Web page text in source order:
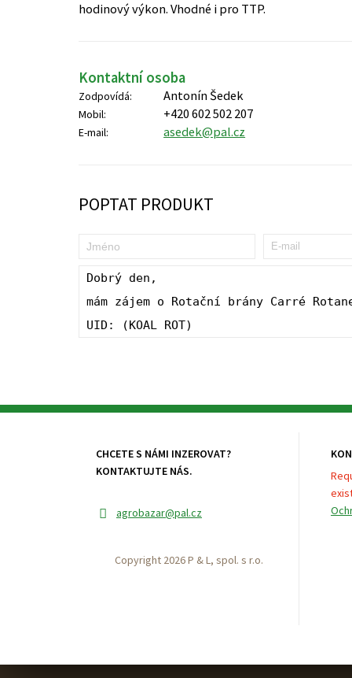
hodinový výkon. Vhodné i pro TTP.
Kontaktní osoba
Zodpovídá: Antonín Šedek
Mobil: +420 602 502 207
E-mail: asedek@pal.cz
POPTAT PRODUKT
CHCETE S NÁMI INZEROVAT?
KONTAKTUJTE NÁS.
agrobazar@pal.cz
Copyright 2026 P & L, spol. s r.o.